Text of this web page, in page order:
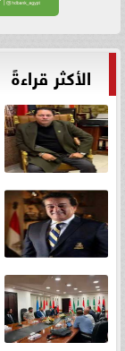
الأكثر قراءةً